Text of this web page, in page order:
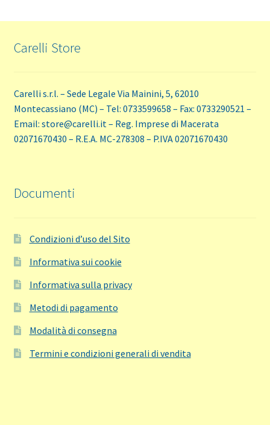
Carelli Store
Carelli s.r.l. – Sede Legale Via Mainini, 5, 62010
Montecassiano (MC) – Tel: 0733599658 – Fax: 0733290521 –
Email: store@carelli.it – Reg. Imprese di Macerata
02071670430 – R.E.A. MC-278308 – P.IVA 02071670430
Documenti
Condizioni d’uso del Sito
Informativa sui cookie
Informativa sulla privacy
Metodi di pagamento
Modalità di consegna
Termini e condizioni generali di vendita